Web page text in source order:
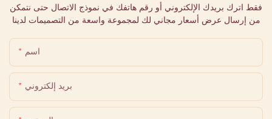
فقط اترك بريدك الإلكتروني أو رقم هاتفك في نموذج الاتصال حتى نتمكن
من إرسال عرض أسعار مجاني لك لمجموعة واسعة من التصميمات لدينا
اسم
بريد إلكتروني